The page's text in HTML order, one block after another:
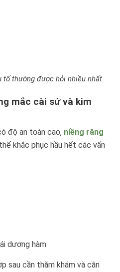
tố thường được hỏi nhiều nhất
mắc cài sứ và kim
độ an toàn cao, niềng răng
khắc phục hầu hết các vấn
dương hàm
sau cần thăm khám và cân